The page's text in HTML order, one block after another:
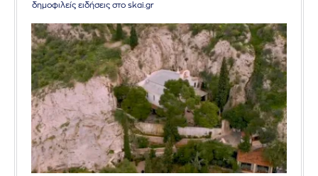
δημοφιλείς ειδήσεις στο skai.gr